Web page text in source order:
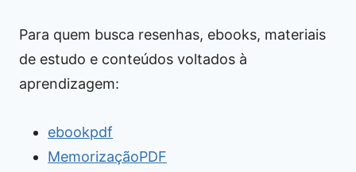
Para quem busca resenhas, ebooks, materiais
de estudo e conteúdos voltados à
aprendizagem:
ebookpdf
MemorizaçãoPDF